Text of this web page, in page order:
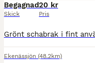
Begagnad
Skick
20 kr
Pris
Ekenässjön (48.2km)